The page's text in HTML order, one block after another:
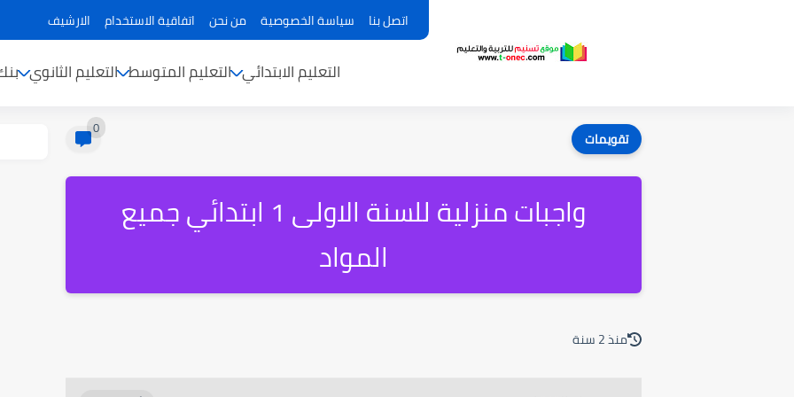
اتصل بنا سياسة الخصوصية من نحن اتفاقية الاستخدام الارشيف
التعليم الابتدائي التعليم المتوسط التعليم الثانوي
تقويمات 0
واجبات منزلية للسنة الاولى 1 ابتدائي جميع
المواد
منذ 2 سنة